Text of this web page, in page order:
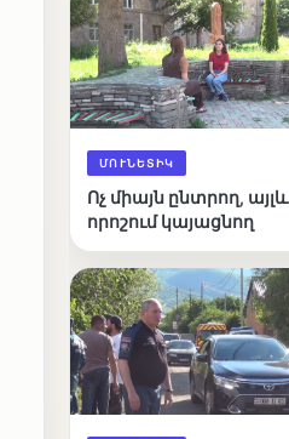
ՄՈՒՆԵՏԻԿ
Ոչ միայն ընտրող, այլև
որոշում կայացնող